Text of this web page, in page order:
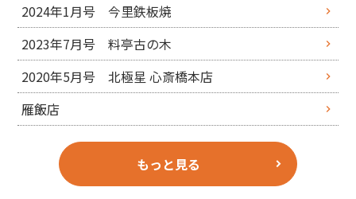
2024年1月号 今里鉄板焼
2023年7月号 料亭古の木
2020年5月号 北極星 心斎橋本店
雁飯店
もっと見る